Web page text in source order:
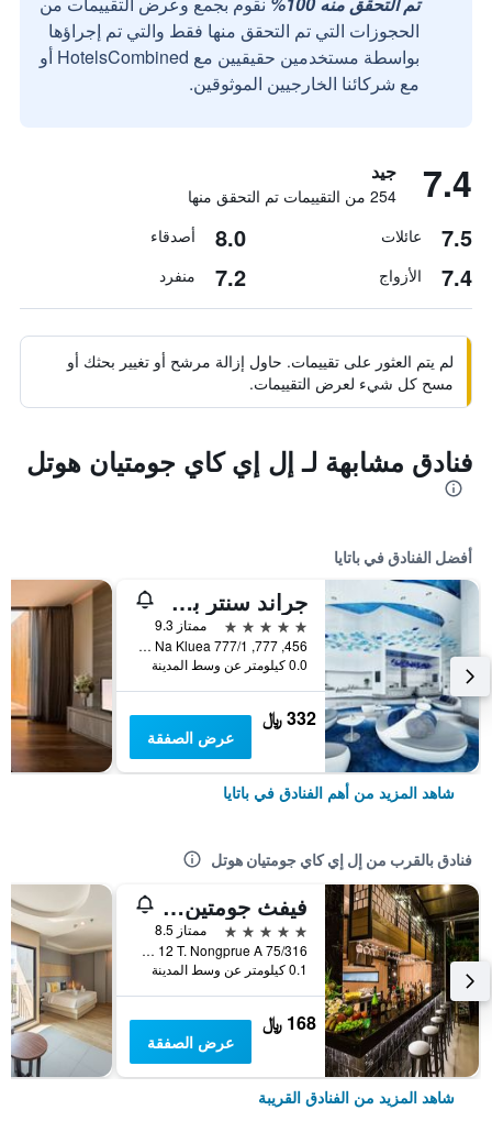
الحجوزات التي تم التحقق منها فقط والتي تم إجراؤها
بواسطة مستخدمين حقيقيين مع HotelsCombined أو
مع شركائنا الخارجيين الموثوقين.
7.4 جيد
254 من التقييمات تم التحقق منها
7.5 عائلات 8.0 أصدقاء
7.4 الأزواج 7.2 منفرد
لم يتم العثور على تقييمات. حاول إزالة مرشح أو تغيير بحثك أو
مسح كل شيء لعرض التقييمات.
فنادق مشابهة لـ إل إي كاي جومتيان هوتل
أفضل الفنادق في باتايا
جراند سنتر بوينت باتايا
5 نجوم
ممتاز 9.3
456, 777, 777/1 M.6 Na Kluea, باتايا, تايلاند
0.0 كيلومتر عن وسط المدينة
332 ﷼
عرض الصفقة
شاهد المزيد من أهم الفنادق في باتايا
فنادق بالقرب من إل إي كاي جومتيان هوتل
فيفث جومتين باتايا
5 نجوم
ممتاز 8.5
75/316 Moo 12 T. Nongprue A., باتايا, تايلاند
0.1 كيلومتر عن وسط المدينة
168 ﷼
عرض الصفقة
شاهد المزيد من الفنادق القريبة